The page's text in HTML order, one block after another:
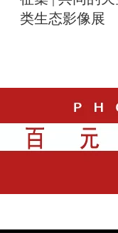
类生态影像展